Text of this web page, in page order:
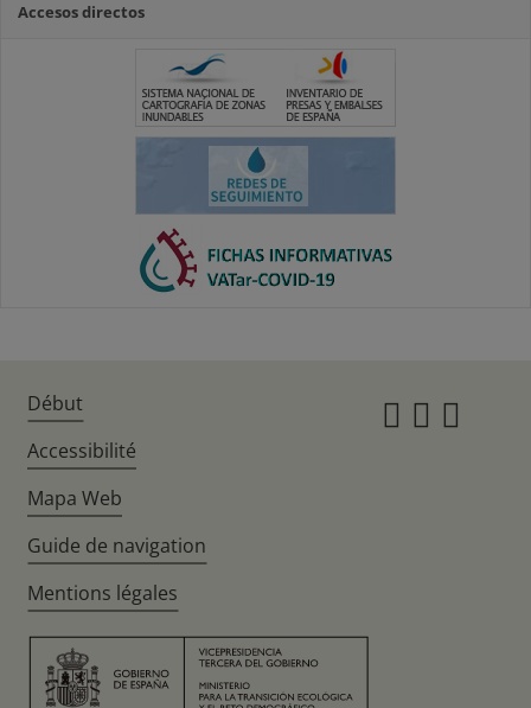
Accesos directos
Début
Accessibilité
Mapa Web
Guide de navigation
Mentions légales